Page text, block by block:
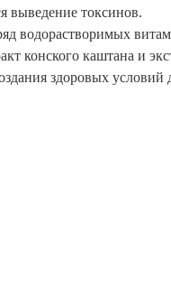
выведение токсинов.
водорастворимых
конского каштана и
здоровых